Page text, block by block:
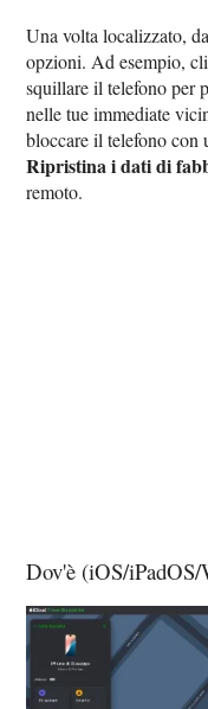
Una volta localizzato,
opzioni. Ad esempio,
squillare il telefono per
nelle tue immediate
bloccare il telefono con
Ripristina i dati di
remoto.
Dov'è (iOS/iPadOS/